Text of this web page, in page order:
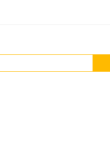
Blog